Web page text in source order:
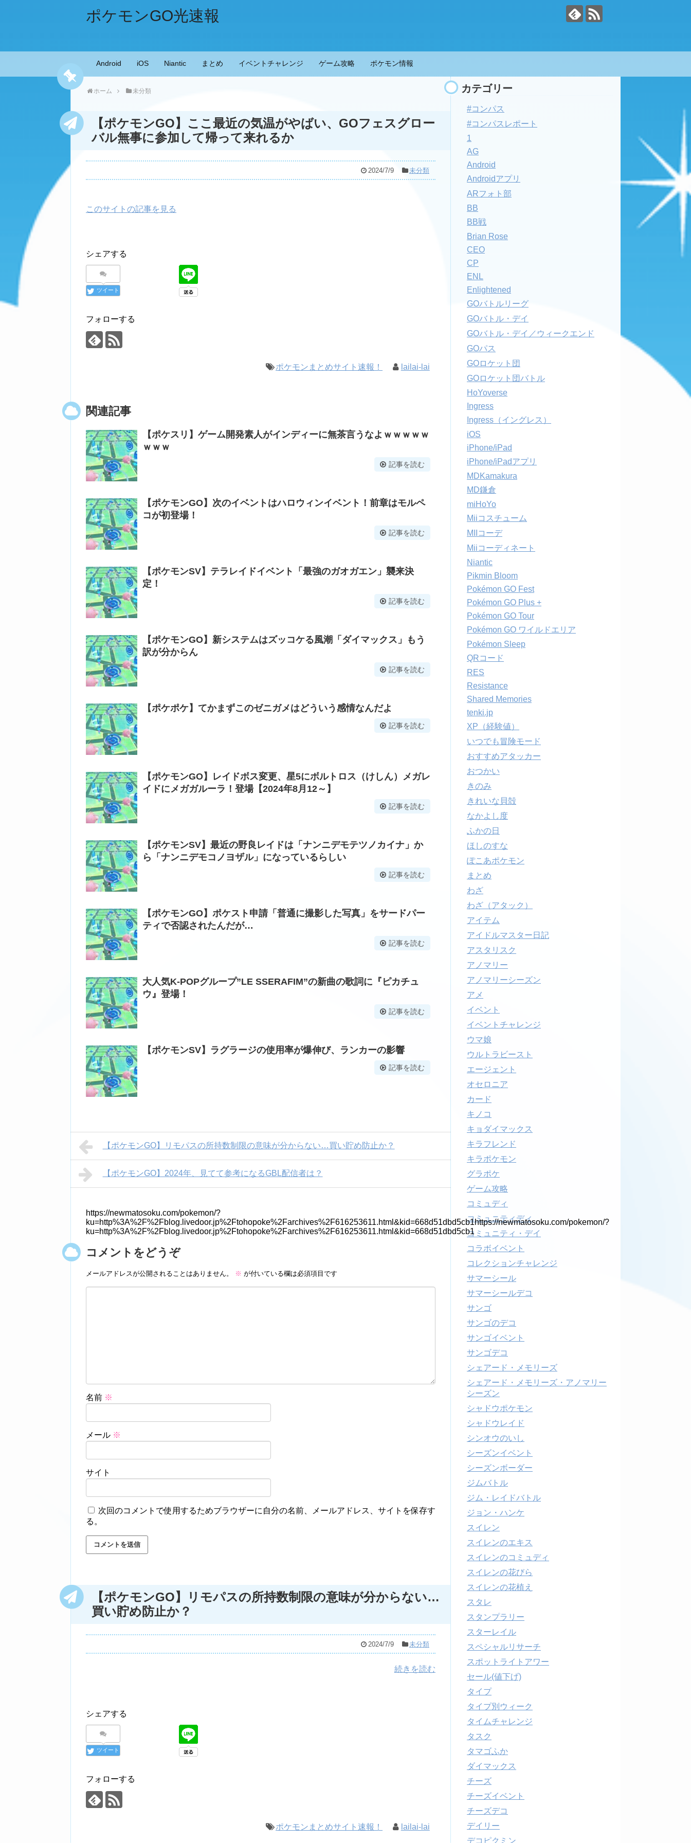
ポケモンGO光速報
Android iOS Niantic まとめ イベントチャレンジ ゲーム攻略 ポケモン情報
ホーム 未分類
【ポケモンGO】ここ最近の気温がやばい、GOフェスグロー
バル無事に参加して帰って来れるか
2024/7/9 未分類
このサイトの記事を見る
シェアする
ツイート
フォローする
ポケモンまとめサイト速報！ lailai-lai
関連記事
【ポケスリ】ゲーム開発素人がインディーに無茶言うなよｗｗｗｗｗ
ｗｗｗ
記事を読む
【ポケモンGO】次のイベントはハロウィンイベント！前章はモルペ
コが初登場！
記事を読む
【ポケモンSV】テラレイドイベント「最強のガオガエン」襲来決
定！
記事を読む
【ポケモンGO】新システムはズッコケる風潮「ダイマックス」もう
訳が分からん
記事を読む
【ポケポケ】てかまずこのゼニガメはどういう感情なんだよ
記事を読む
【ポケモンGO】レイドボス変更、星5にボルトロス（けしん）メガレ
イドにメガガルーラ！登場【2024年8月12～】
記事を読む
【ポケモンSV】最近の野良レイドは「ナンニデモテツノカイナ」か
ら「ナンニデモコノヨザル」になっているらしい
記事を読む
【ポケモンGO】ポケスト申請「普通に撮影した写真」をサードパー
ティで否認されたんだが…
記事を読む
大人気K-POPグループ”LE SSERAFIM”の新曲の歌詞に『ピカチュ
ウ』登場！
記事を読む
【ポケモンSV】ラグラージの使用率が爆伸び、ランカーの影響
記事を読む
【ポケモンGO】リモパスの所持数制限の意味が分からない…買い貯め防止か？
【ポケモンGO】2024年、見てて参考になるGBL配信者は？
https://newmatosoku.com/pokemon/?
ku=http%3A%2F%2Fblog.livedoor.jp%2Ftohopoke%2Farchives%2F616253611.html&kid=668d51dbd5cb1https://newmatosoku.com/pokemon/?
ku=http%3A%2F%2Fblog.livedoor.jp%2Ftohopoke%2Farchives%2F616253611.html&kid=668d51dbd5cb1
コメントをどうぞ
メールアドレスが公開されることはありません。 ※ が付いている欄は必須項目です
名前 ※
メール ※
サイト
次回のコメントで使用するためブラウザーに自分の名前、メールアドレス、サイトを保存す
る。
【ポケモンGO】リモパスの所持数制限の意味が分からない…
買い貯め防止か？
2024/7/9 未分類
続きを読む
シェアする
ツイート
フォローする
ポケモンまとめサイト速報！ lailai-lai
カテゴリー
#コンパス
#コンパスレポート
1
AG
Android
Androidアプリ
ARフォト部
BB
BB戦
Brian Rose
CEO
CP
ENL
Enlightened
GOバトルリーグ
GOバトル・デイ
GOバトル・デイ／ウィークエンド
GOパス
GOロケット団
GOロケット団バトル
HoYoverse
Ingress
Ingress（イングレス）
iOS
iPhone/iPad
iPhone/iPadアプリ
MDKamakura
MD鎌倉
miHoYo
Miiコスチューム
MIIコーデ
Miiコーディネート
Niantic
Pikmin Bloom
Pokémon GO Fest
Pokémon GO Plus +
Pokémon GO Tour
Pokémon GO ワイルドエリア
Pokémon Sleep
QRコード
RES
Resistance
Shared Memories
tenki.jp
XP（経験値）
いつでも冒険モード
おすすめアタッカー
おつかい
きのみ
きれいな貝殻
なかよし度
ふかの日
ほしのすな
ぽこあポケモン
まとめ
わざ
わざ（アタック）
アイテム
アイドルマスター日記
アスタリスク
アノマリー
アノマリーシーズン
アメ
イベント
イベントチャレンジ
ウマ娘
ウルトラビースト
エージェント
オセロニア
カード
キノコ
キョダイマックス
キラフレンド
キラポケモン
グラポケ
ゲーム攻略
コミュディ
コミュニティディ
コミュニティ・デイ
コラボイベント
コレクションチャレンジ
サマーシール
サマーシールデコ
サンゴ
サンゴのデコ
サンゴイベント
サンゴデコ
シェアード・メモリーズ
シェアード・メモリーズ・アノマリー
シーズン
シャドウポケモン
シャドウレイド
シンオウのいし
シーズンイベント
シーズンボーダー
ジムバトル
ジム・レイドバトル
ジョン・ハンケ
スイレン
スイレンのエキス
スイレンのコミュディ
スイレンの花びら
スイレンの花植え
スタレ
スタンプラリー
スターレイル
スペシャルリサーチ
スポットライトアワー
セール(値下げ)
タイプ
タイプ別ウィーク
タイムチャレンジ
タスク
タマゴふか
ダイマックス
チーズ
チーズイベント
チーズデコ
デイリー
デコピクミン